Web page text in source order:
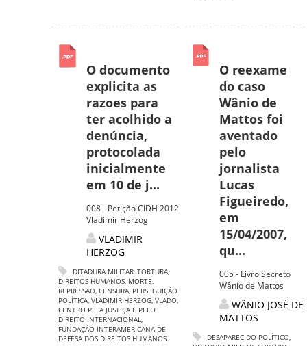
O documento
explicita as
razoes para
ter acolhido a
denúncia,
protocolada
inicialmente
em 10 de j...
008 - Petição CIDH 2012
Vladimir Herzog
VLADIMIR
HERZOG
DITADURA MILITAR, TORTURA,
DIREITOS HUMANOS, MORTE,
REPRESSAO, CENSURA, PERSEGUIÇÃO
POLÍTICA, VLADIMIR HERZOG, VLADO,
CENTRO PELA JUSTIÇA E PELO
DIREITO INTERNACIONAL,
FUNDAÇÃO INTERAMERICANA DE
DEFESA DOS DIREITOS HUMANOS
O reexame
do caso
Wânio de
Mattos foi
aventado
pelo
jornalista
Lucas
Figueiredo,
em
15/04/2007,
qu...
005 - Livro Secreto
Wânio de Mattos
WÂNIO JOSÉ DE
MATTOS
DESAPARECIDO POLÍTICO,